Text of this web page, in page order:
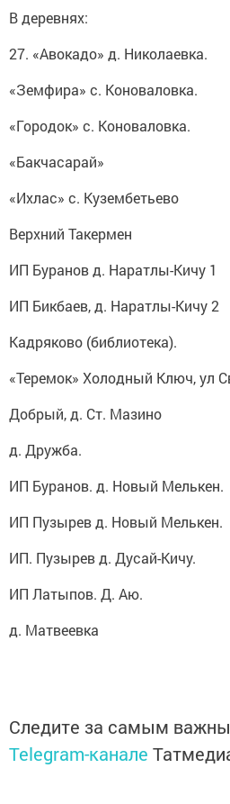
В деревнях:
27. «Авокадо» д. Николаевка.
«Земфира» с. Коноваловка.
«Городок» с. Коноваловка.
«Бакчасарай»
«Ихлас» с. Кузембетьево
Верхний Такермен
ИП Буранов д. Наратлы-Кичу 1
ИП Бикбаев, д. Наратлы-Кичу 2
Кадряково (библиотека).
«Теремок» Холодный Ключ, ул
Добрый, д. Ст. Мазино
д. Дружба.
ИП Буранов. д. Новый Мелькен.
ИП Пузырев д. Новый Мелькен.
ИП. Пузырев д. Дусай-Кичу.
ИП Латыпов. Д. Аю.
д. Матвеевка
Следите за самым
Telegram-канале